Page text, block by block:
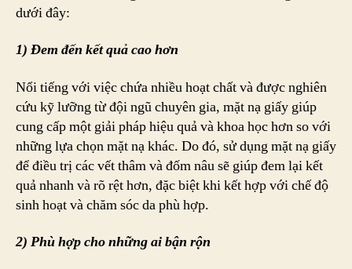
dưới đây:
1) Đem đến kết quả cao hơn
Nổi tiếng với việc chứa nhiều hoạt chất và được nghiên
cứu kỹ lưỡng từ đội ngũ chuyên gia, mặt nạ giấy giúp
cung cấp một giải pháp hiệu quả và khoa học hơn so với
những lựa chọn mặt nạ khác. Do đó, sử dụng mặt nạ giấy
để điều trị các vết thâm và đốm nâu sẽ giúp đem lại kết
quả nhanh và rõ rệt hơn, đặc biệt khi kết hợp với chế độ
sinh hoạt và chăm sóc da phù hợp.
2) Phù hợp cho những ai bận rộn